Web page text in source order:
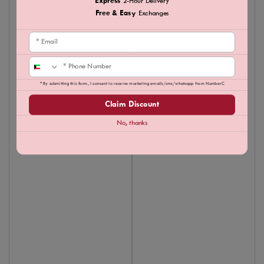
Free & Easy Exchanges
Email
Phone
* By submitting this form, I consent to receive marketing emails/sms/whatsapp from NumberC
Claim Discount
No, thanks